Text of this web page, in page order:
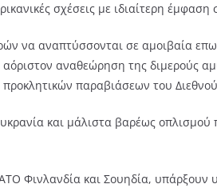
σχέσεις με ιδιαίτερη έμφαση
να αναπτύσσονται σε αμοιβαία
αναθεώρηση της διμερούς
παραβιάσεων του
και μάλιστα βαρέως οπλισμού
Φινλανδία και Σουηδία, υπάρξουν